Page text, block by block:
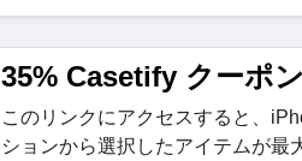
35% Casetify クーポン
このリンクにアクセスすると、
ションから選択したアイテムが最